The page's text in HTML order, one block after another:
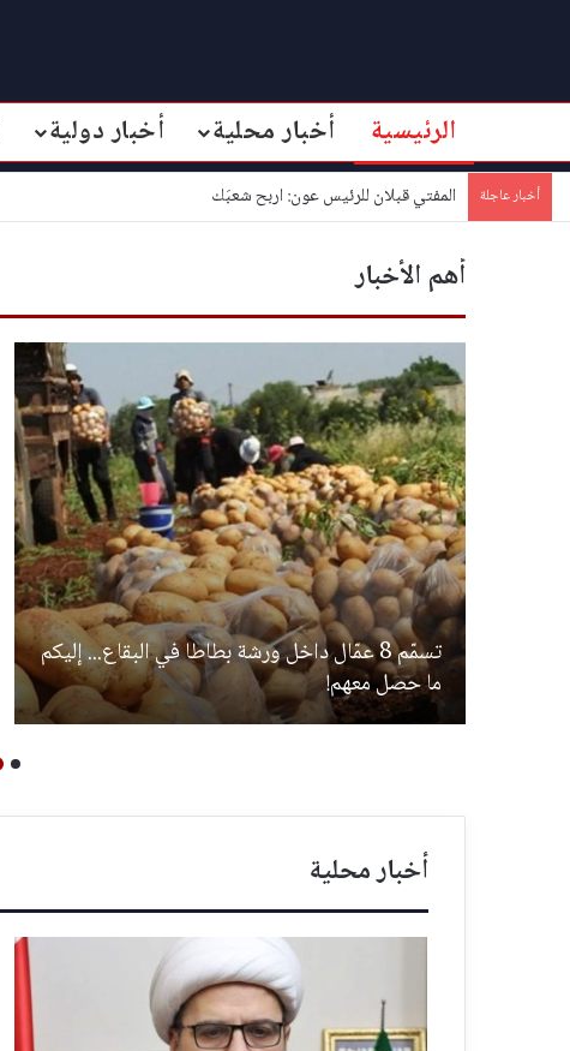
الرئيسية أخبار محلية أخبار دولية
أخبار عاجلة المفتي قبلان للرئيس عون: اربح شعبَك
أهم الأخبار
تسمّم 8 عمّال داخل ورشة بطاطا في البقاع... إليكم
ما حصل معهم!
أخبار محلية